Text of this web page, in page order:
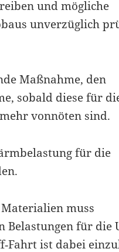
und mögliche
unverzüglich
Maßnahme, den
sobald diese für
vonnöten sind.
für die
muss
Belastungen für die
ist dabei